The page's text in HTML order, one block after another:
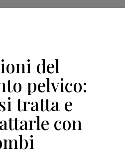
del
pelvico:
tratta e
con